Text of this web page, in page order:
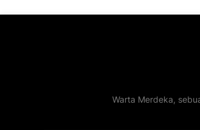
Warta Merdeka,